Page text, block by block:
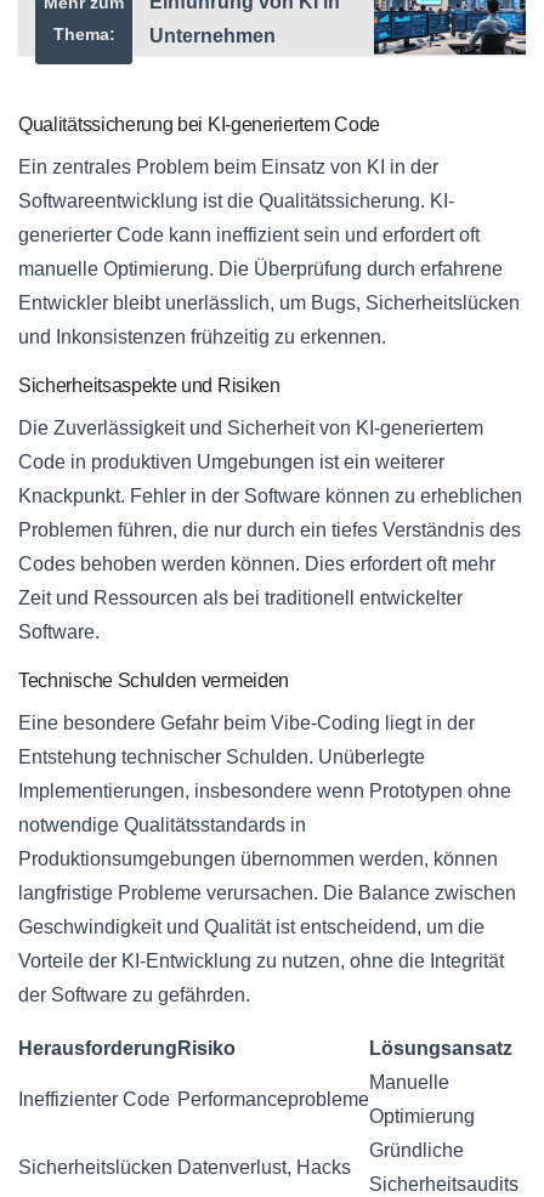
Thema:
Unternehmen
Qualitätssicherung bei KI-generiertem Code
Ein zentrales Problem beim Einsatz von KI in der
Softwareentwicklung ist die Qualitätssicherung. KI-
generierter Code kann ineffizient sein und erfordert oft
manuelle Optimierung. Die Überprüfung durch erfahrene
Entwickler bleibt unerlässlich, um Bugs, Sicherheitslücken
und Inkonsistenzen frühzeitig zu erkennen.
Sicherheitsaspekte und Risiken
Die Zuverlässigkeit und Sicherheit von KI-generiertem
Code in produktiven Umgebungen ist ein weiterer
Knackpunkt. Fehler in der Software können zu erheblichen
Problemen führen, die nur durch ein tiefes Verständnis des
Codes behoben werden können. Dies erfordert oft mehr
Zeit und Ressourcen als bei traditionell entwickelter
Software.
Technische Schulden vermeiden
Eine besondere Gefahr beim Vibe-Coding liegt in der
Entstehung technischer Schulden. Unüberlegte
Implementierungen, insbesondere wenn Prototypen ohne
notwendige Qualitätsstandards in
Produktionsumgebungen übernommen werden, können
langfristige Probleme verursachen. Die Balance zwischen
Geschwindigkeit und Qualität ist entscheidend, um die
Vorteile der KI-Entwicklung zu nutzen, ohne die Integrität
der Software zu gefährden.
Herausforderung Risiko Lösungsansatz
Ineffizienter Code Performanceprobleme
Manuelle
Optimierung
Sicherheitslücken Datenverlust, Hacks
Gründliche
Sicherheitsaudits